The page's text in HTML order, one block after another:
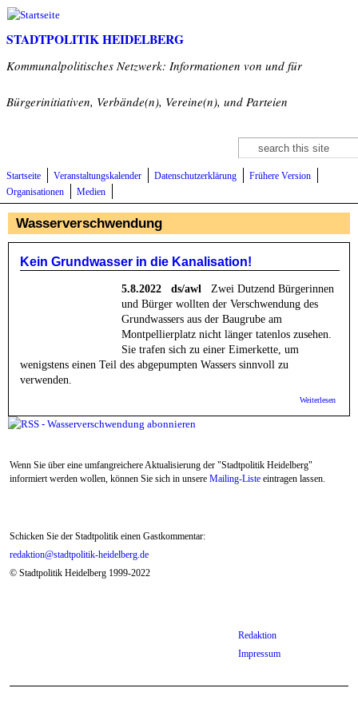
Direkt zum Inhalt
STADTPOLITIK HEIDELBERG
Kommunalpolitisches Netzwerk: Informationen von und für
Bürgerinitiativen, Verbände(n), Vereine(n), und Parteien
Suchformular
Suche
Startseite Veranstaltungskalender Datenschutzerklärung
Frühere Version
Organisationen
Medien
Wasserverschwendung
Kein Grundwasser in die Kanalisation!
5.8.2022 ds/awl
Zwei Dutzend Bürgerinnen
und Bürger wollten der Verschwendung des
Grundwassers aus der Baugrube am
Montpellierplatz nicht länger tatenlos zusehen.
Sie trafen sich zu einer Eimerkette, um
wenigstens einen Teil des abgepumpten Wassers sinnvoll zu
verwenden.
Weiterlesen
Wenn Sie über eine umfangreichere Aktualisierung der "Stadtpolitik Heidelberg"
informiert werden wollen, können Sie sich in unsere Mailing-Liste eintragen lassen.
Schicken Sie der Stadtpolitik einen Gastkommentar:
redaktion@stadtpolitik-heidelberg.de
© Stadtpolitik Heidelberg 1999-2022
Redaktion
Impressum